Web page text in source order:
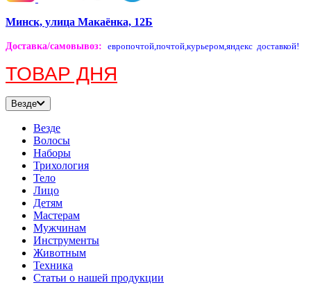
Минск, улица Макаёнка, 12Б
Доставка/самовывоз: европочтой,почтой,курьером,яндекс доставкой!
ТОВАР ДНЯ
Везде
Везде
Волосы
Наборы
Трихология
Тело
Лицо
Детям
Мастерам
Мужчинам
Инструменты
Животным
Техника
Статьи о нашей продукции